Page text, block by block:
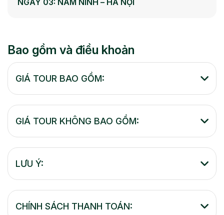
NGÀY 03: NAM NINH – HÀ NỘI
Bao gồm và điều khoản
GIÁ TOUR BAO GỒM:
GIÁ TOUR KHÔNG BAO GỒM:
LƯU Ý:
CHÍNH SÁCH THANH TOÁN: